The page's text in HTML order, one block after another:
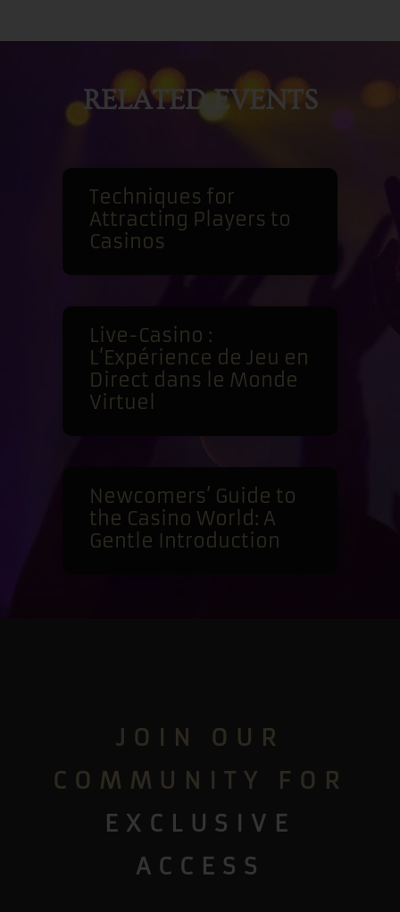
RELATED EVENTS
Techniques for
Attracting Players to
Casinos
Live-Casino :
L’Expérience de Jeu en
Direct dans le Monde
Virtuel
Newcomers’ Guide to
the Casino World: A
Gentle Introduction
JOIN OUR
COMMUNITY FOR
EXCLUSIVE
ACCESS